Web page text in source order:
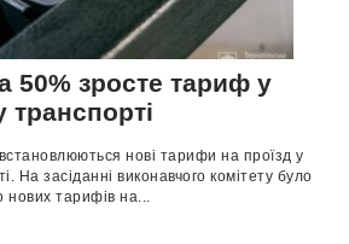
50% зросте тариф у
нові тарифи на проїзд у
На засіданні виконавчого комітету було
тарифів на...